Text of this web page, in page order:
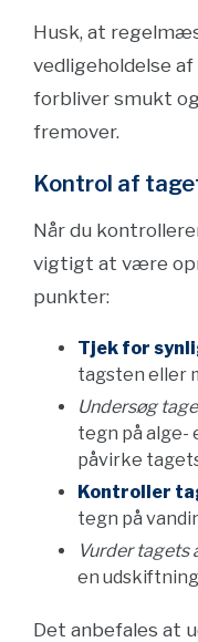
Husk, at
vedligeholdelse
forbliver smukt
fremover.
Kontrol af
Når du
vigtigt at være
punkter:
Tjek for
tagsten eller
Undersøg
tegn på alge-
påvirke
Kontroller
tegn på
Vurder tagets
en
Det anbefales at